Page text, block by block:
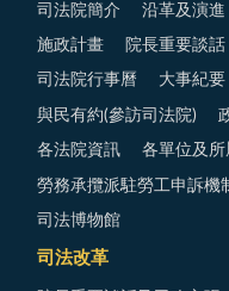
司法院簡介 沿革及演進
施政計畫 院長重要談話
司法院行事曆 大事紀要
與民有約(參訪司法院)
各法院資訊 各單位及
勞務承攬派駐勞工申訴機
司法博物館
司法改革